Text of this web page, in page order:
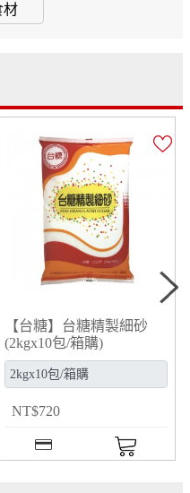
材
【台糖】台糖精製細砂
(2kgx10包/箱購)
(0D071020)
NT$720